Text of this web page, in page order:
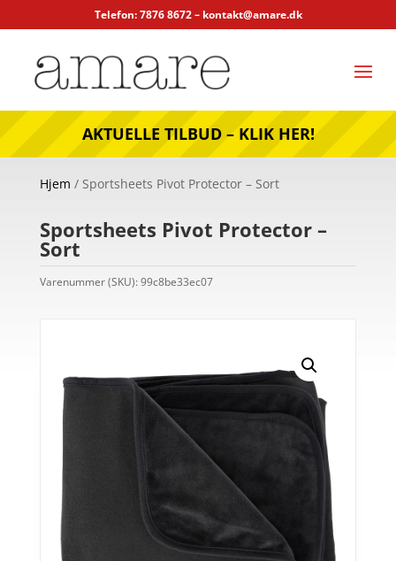
Telefon: 7876 8672 – kontakt@amare.dk
AKTUELLE TILBUD – KLIK HER!
Hjem / Sportsheets Pivot Protector – Sort
Sportsheets Pivot Protector –
Sort
Varenummer (SKU): 99c8be33ec07